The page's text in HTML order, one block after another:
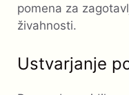
pomena za
živahnosti.
Ustvarjanje